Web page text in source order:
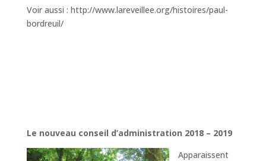
Voir aussi : http://www.lareveillee.org/histoires/paul-
bordreuil/
Le nouveau conseil d’administration 2018 – 2019
Apparaissent